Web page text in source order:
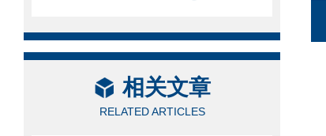
相关文章
RELATED ARTICLES